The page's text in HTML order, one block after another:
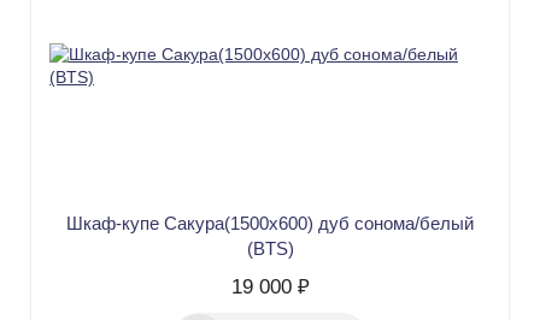
Шкаф-купе Сакура(1500х600) дуб сонома/белый
(BTS)
19 000 ₽